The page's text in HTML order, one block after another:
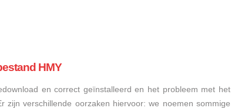
HMY
en correct geïnstalleerd en het probleem met het
zijn verschillende oorzaken hiervoor: we noemen sommige